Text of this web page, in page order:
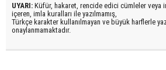
UYARI: Küfür, hakaret, rencide edici cümleler veya
içeren, imla kuralları ile yazılmamış,
Türkçe karakter kullanılmayan ve büyük harflerle
onaylanmamaktadır.